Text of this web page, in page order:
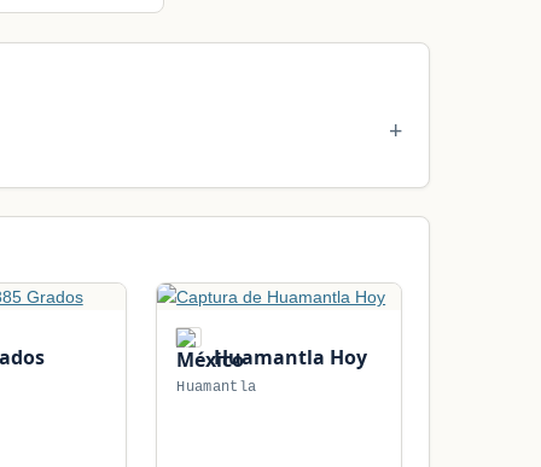
Huamantla Hoy
Huamantla